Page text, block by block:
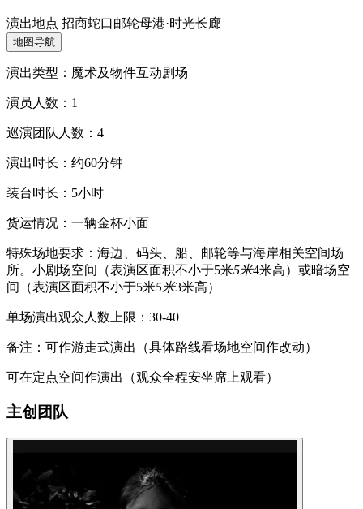
演出地点 招商蛇口邮轮母港·时光长廊
地图导航
演出类型：魔术及物件互动剧场
演员人数：1
巡演团队人数：4
演出时长：约60分钟
装台时长：5小时
货运情况：一辆金杯小面
特殊场地要求：海边、码头、船、邮轮等与海岸相关空间场
所。小剧场空间（表演区面积不小于5米5米4米高）或暗场空
间（表演区面积不小于5米5米3米高）
单场演出观众人数上限：30-40
备注：可作游走式演出（具体路线看场地空间作改动）
可在定点空间作演出（观众全程安坐席上观看）
主创团队